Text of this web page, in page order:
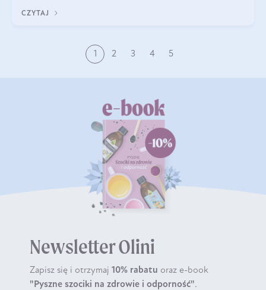
CZYTAJ
1 2 3 4 5
Newsletter Olini
Zapisz się i otrzymaj 10% rabatu oraz e-book
"Pyszne szociki na zdrowie i odporność".